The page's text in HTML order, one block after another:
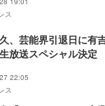
ス
、芸能界引退日に有
放送スペシャル決定
22:05
ス